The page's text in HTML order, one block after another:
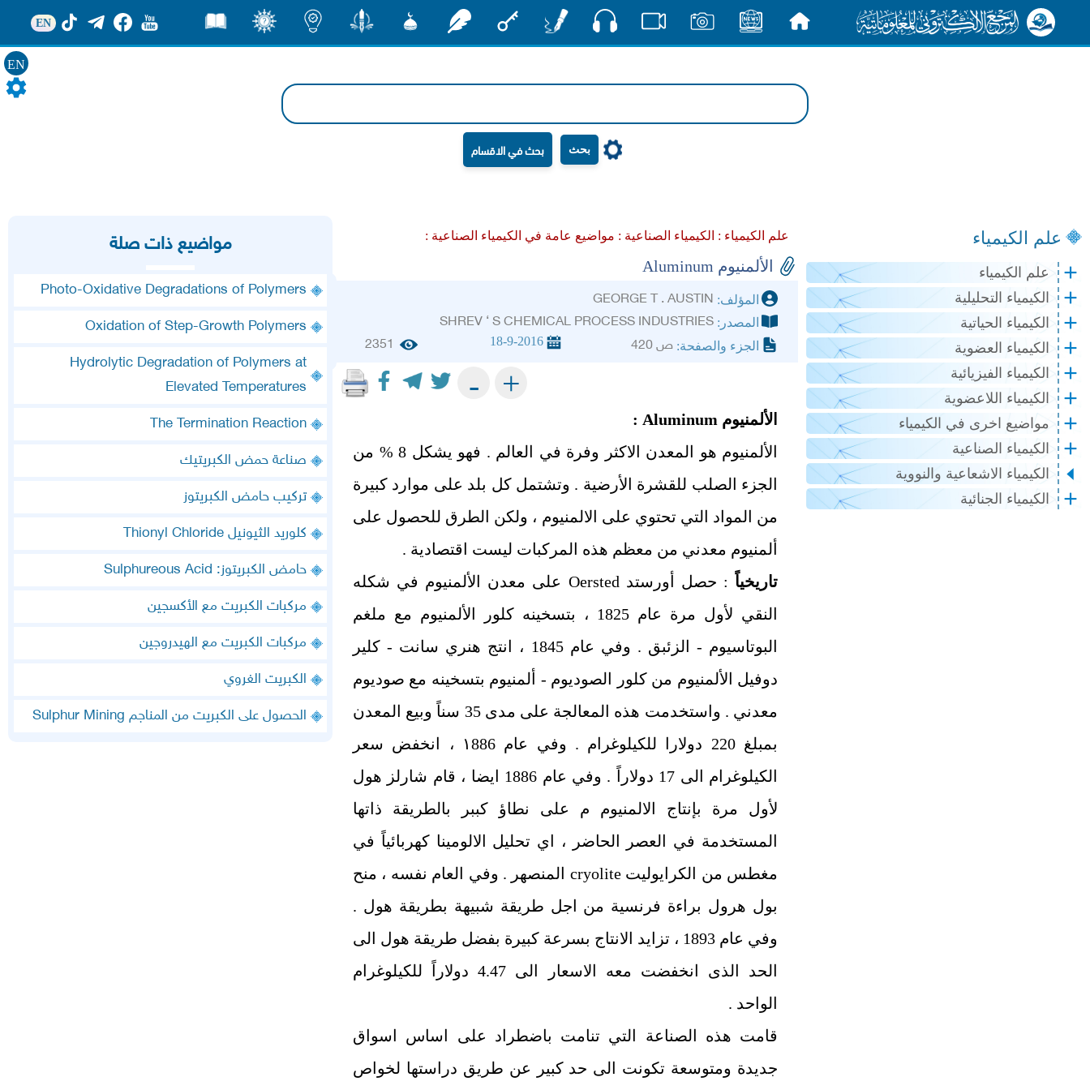
EN
EN
بحث
علم الكيمياء
علم الكيمياء
الكيمياء التحليلية
الكيمياء الحياتية
الكيمياء العضوية
الكيمياء الفيزيائية
الكيمياء اللاعضوية
مواضيع اخرى في الكيمياء
الكيمياء الصناعية
الكيمياء الاشعاعية والنووية
الكيمياء الجنائية
علم الكيمياء : الكيمياء الصناعية : مواضيع عامة في الكيمياء الصناعية :
الألمنيوم Aluminum
المؤلف: GEORGE T . AUSTIN
المصدر: SHREV ‘ S CHEMICAL PROCESS INDUSTRIES
الجزء والصفحة: ص 420 18-9-2016
2351
+
-
الألمنيوم Aluminum
:
‏الألمنيوم هو المعدن الاكثر وفرة في العالم . فهو يشكل 8 % ‏من
الجزء الصلب للقشرة الأرضية . وتشتمل كل بلد على موارد كبيرة
من المواد التي تحتوي على الالمنيوم ، ولكن الطرق للحصول على
ألمنيوم معدني من معظم هذه المركبات ليست اقتصادية .
تاريخياً : حصل أورستد Oersted على معدن الألمنيوم في شكله
النقي لأول مرة عام 1825 ‏، بتسخينه كلور الألمنيوم مع ملغم
البوتاسيوم - الزئبق . وفي عام 1845 ‏، انتج هنري سانت - كلير
دوفيل الألمنيوم من كلور الصوديوم - ألمنيوم بتسخينه مع صوديوم
معدني . واستخدمت هذه المعالجة على مدى 35 ‏سناً وبيع المعدن
بمبلغ 220 ‏دولارا للكيلوغرام . وفي عام ١886 ‏، انخفض سعر
الكيلوغرام الى 17 ‏دولاراً . وفي عام 1886 ‏ايضا ، قام شارلز هول
لأول مرة بإنتاج الالمنيوم م على نطاؤ كببر بالطريقة ذاتها
المستخدمة في العصر الحاضر ، اي تحليل الالومينا كهربائياً في
مغطس من الكرايوليتcryolite المنصهر . وفي العام نفسه ، منح
بول هرول براءة ‏فرنسية من اجل طريقة شبيهة بطريقة هول .
وفي عام 1893 ‏، تزايد الانتاج بسرعة كبيرة بفضل طريقة هول الى
الحد الذى انخفضت معه الاسعار الى 4.47 ‏دولاراً للكيلوغرام
الواحد .
‏قامت هذه الصناعة التي تنامت باضطراد على اساس اسواق
جديدة ومتوسعة تكونت الى حد كبير عن طريق دراستها لخواص
مواضيع ذات صلة
Photo-Oxidative Degradations of Polymers
Oxidation of Step-Growth Polymers
Hydrolytic Degradation of Polymers at
Elevated Temperatures
The Termination Reaction
صناعة حمض الكبريتيك
تركيب حامض الكبريتوز
كلوريد الثيونيل Thionyl Chloride
حامض الكبريتوز: Sulphureous Acid
مركبات الكبريت مع الأكسجين
مركبات الكبريت مع الهيدروجين
الكبريت الغروي
الحصول على الكبريت من المناجم Sulphur Mining